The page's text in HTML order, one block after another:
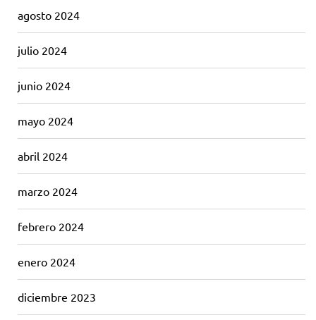
agosto 2024
julio 2024
junio 2024
mayo 2024
abril 2024
marzo 2024
febrero 2024
enero 2024
diciembre 2023